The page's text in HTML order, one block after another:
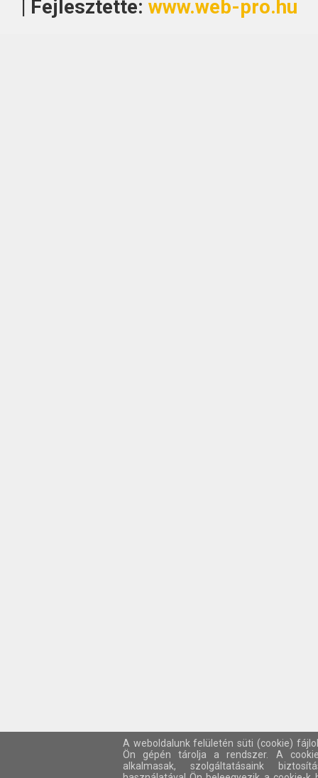
| Fejlesztette: www.web-pro.hu
A weboldalunk felületén süti (cookie)
Ön gépén tárolja a rendszer. A
alkalmasak, szolgáltatásaink